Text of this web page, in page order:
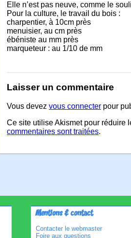
Elle n’est pas neuve, comme le
Pour la culture, le travail du bois :
charpentier, à 10cm près
menuisier, au cm près
ébéniste au mm près
marqueteur : au 1/10 de mm
Laisser un commentaire
Vous devez vous connecter pour
Ce site utilise Akismet pour réduire
commentaires sont traitées.
Mentions & contact
Contacter le webmaster
Foire aux questions